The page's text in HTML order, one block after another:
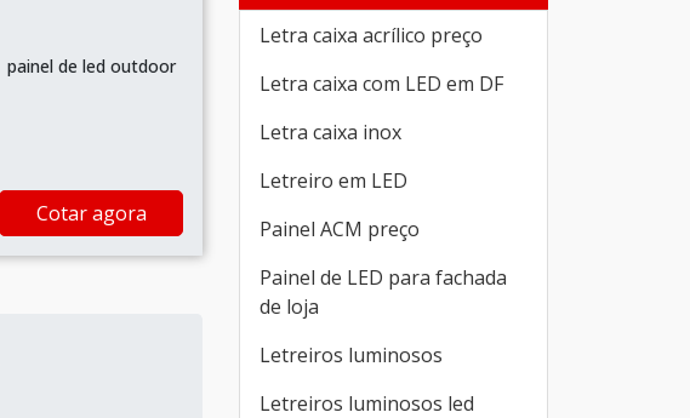
painel de led outdoor
Cotar agora
Letra caixa acrílico preço
Letra caixa com LED em DF
Letra caixa inox
Letreiro em LED
Painel ACM preço
Painel de LED para fachada
de loja
Letreiros luminosos
Letreiros luminosos led